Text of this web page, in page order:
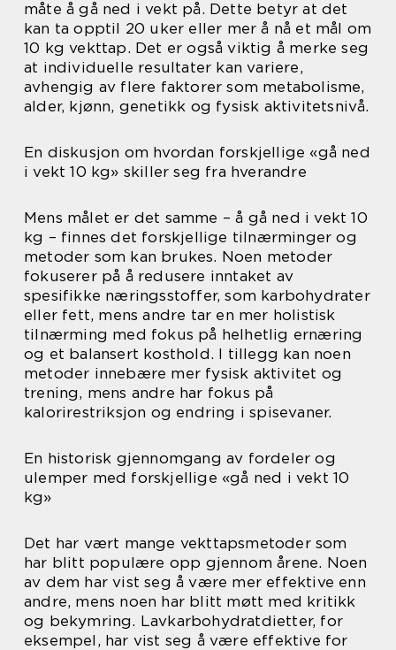
måte å gå ned i vekt på. Dette betyr at det
kan ta opptil 20 uker eller mer å nå et mål om
10 kg vekttap. Det er også viktig å merke seg
at individuelle resultater kan variere,
avhengig av flere faktorer som metabolisme,
alder, kjønn, genetikk og fysisk aktivitetsnivå.
En diskusjon om hvordan forskjellige «gå ned
i vekt 10 kg» skiller seg fra hverandre
Mens målet er det samme – å gå ned i vekt 10
kg – finnes det forskjellige tilnærminger og
metoder som kan brukes. Noen metoder
fokuserer på å redusere inntaket av
spesifikke næringsstoffer, som karbohydrater
eller fett, mens andre tar en mer holistisk
tilnærming med fokus på helhetlig ernæring
og et balansert kosthold. I tillegg kan noen
metoder innebære mer fysisk aktivitet og
trening, mens andre har fokus på
kalorirestriksjon og endring i spisevaner.
En historisk gjennomgang av fordeler og
ulemper med forskjellige «gå ned i vekt 10
kg»
Det har vært mange vekttapsmetoder som
har blitt populære opp gjennom årene. Noen
av dem har vist seg å være mer effektive enn
andre, mens noen har blitt møtt med kritikk
og bekymring. Lavkarbohydratdietter, for
eksempel, har vist seg å være effektive for